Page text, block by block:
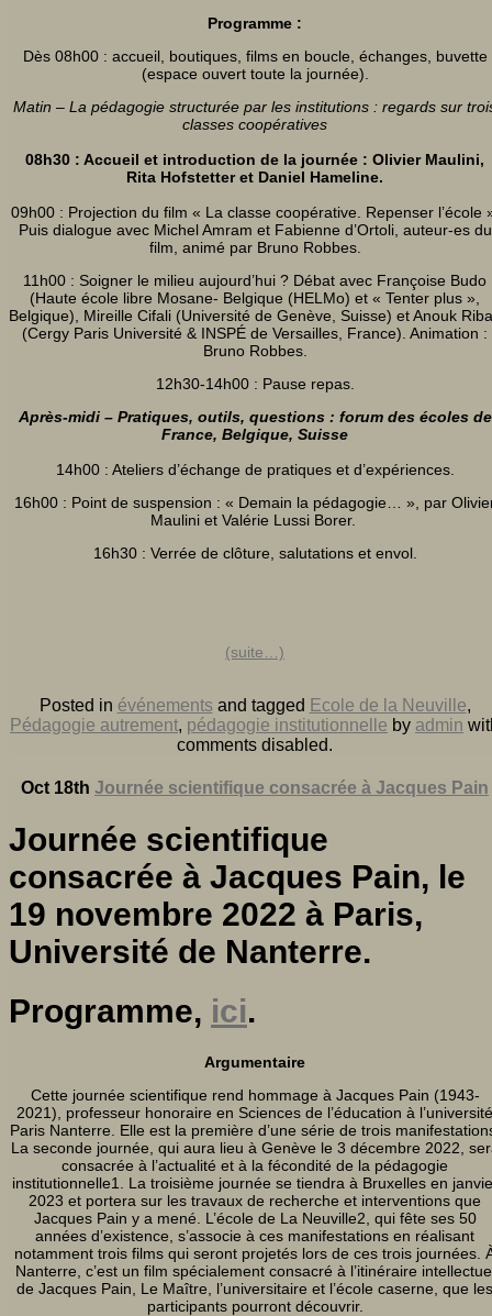
Programme :
Dès 08h00 : accueil, boutiques, films en boucle, échanges, buvette
(espace ouvert toute la journée).
Matin – La pédagogie structurée par les institutions : regards sur
classes coopératives
08h30 : Accueil et introduction de la journée : Olivier Maulini,
Rita Hofstetter et Daniel Hameline.
09h00 : Projection du film « La classe coopérative. Repenser l’école
Puis dialogue avec Michel Amram et Fabienne d’Ortoli, auteur-es du
film, animé par Bruno Robbes.
11h00 : Soigner le milieu aujourd’hui ? Débat avec Françoise Budo
(Haute école libre Mosane- Belgique (HELMo) et « Tenter plus »,
Belgique), Mireille Cifali (Université de Genève, Suisse) et Anouk
(Cergy Paris Université & INSPÉ de Versailles, France). Animation :
Bruno Robbes.
12h30-14h00 : Pause repas.
Après-midi – Pratiques, outils, questions : forum des écoles de
France, Belgique, Suisse
14h00 : Ateliers d’échange de pratiques et d’expériences.
16h00 : Point de suspension : « Demain la pédagogie… », par
Maulini et Valérie Lussi Borer.
16h30 : Verrée de clôture, salutations et envol.
(suite…)
Posted in événementsand tagged Ecole de la Neuville,
Pédagogie autrement, pédagogie institutionnelle by admin
comments disabled.
Oct 18th Journée scientifique consacrée à Jacques Pain
Journée scientifique
consacrée à Jacques Pain, le
19 novembre 2022 à Paris,
Université de Nanterre.
Programme, ici.
Argumentaire
Cette journée scientifique rend hommage à Jacques Pain (1943-
2021), professeur honoraire en Sciences de l’éducation à l’université
Paris Nanterre. Elle est la première d’une série de trois
La seconde journée, qui aura lieu à Genève le 3 décembre 2022,
consacrée à l’actualité et à la fécondité de la pédagogie
institutionnelle1. La troisième journée se tiendra à Bruxelles en
2023 et portera sur les travaux de recherche et interventions que
Jacques Pain y a mené. L’école de La Neuville2, qui fête ses 50
années d’existence, s’associe à ces manifestations en réalisant
notamment trois films qui seront projetés lors de ces trois journées.
Nanterre, c’est un film spécialement consacré à l’itinéraire
de Jacques Pain, Le Maître, l’universitaire et l’école caserne, que les
participants pourront découvrir.